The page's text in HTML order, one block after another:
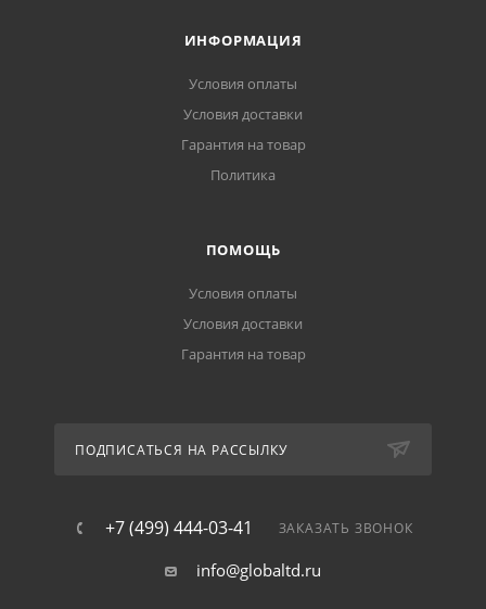
ИНФОРМАЦИЯ
Условия оплаты
Условия доставки
Гарантия на товар
Политика
ПОМОЩЬ
Условия оплаты
Условия доставки
Гарантия на товар
ПОДПИСАТЬСЯ НА РАССЫЛКУ
+7 (499) 444-03-41 ЗАКАЗАТЬ ЗВОНОК
info@globaltd.ru